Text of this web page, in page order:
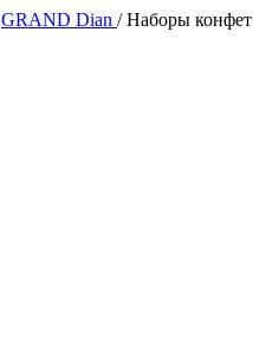
GRAND Dian /Наборы конфет